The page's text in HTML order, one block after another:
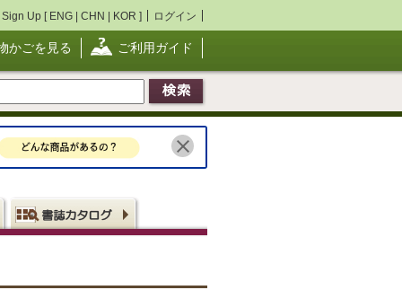
Sign Up [ ENG | CHN | KOR ] ログイン
かごを見る ご利用ガイド